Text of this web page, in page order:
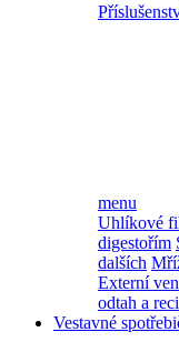
menu
Uhlíkové
digestořím
dalších
Externí
odtah a
Vestavné